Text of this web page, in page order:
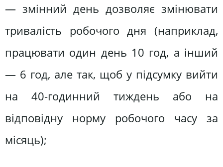
— змінний день дозволяє змінювати
тривалість робочого дня (наприклад,
працювати один день 10 год, а інший
— 6 год, але так, щоб у підсумку вийти
на 40-годинний тиждень або на
відповідну норму робочого часу за
місяць);